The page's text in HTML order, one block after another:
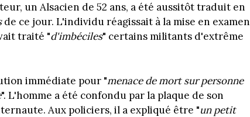
un Alsacien de 52 ans, a été aussitôt traduit en
de ce jour. L'individu réagissait à la mise en examen
traité "d'imbéciles" certains militants d'extrême
immédiate pour "menace de mort sur personne
". L'homme a été confondu par la plaque de son
Aux policiers, il a expliqué être "un petit